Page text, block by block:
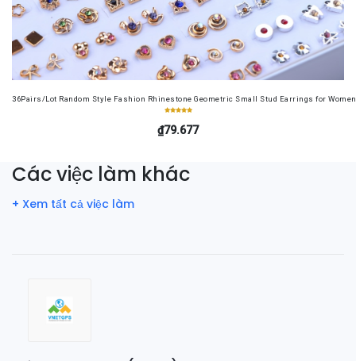
36Pairs/Lot Random Style Fashion Rhinestone Geometric Small Stud Earrings for
₫79.677
Các việc làm khác
+ Xem tất cả việc làm